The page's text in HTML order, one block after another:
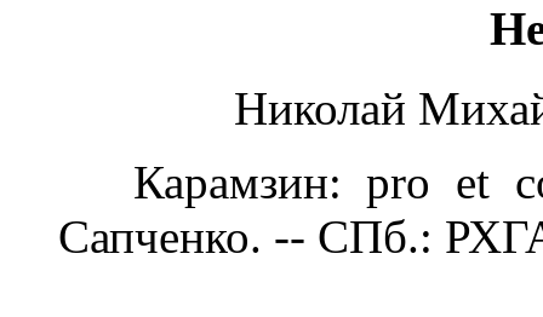
Николай
Карамзин: pro et
Сапченко. -- СПб.: